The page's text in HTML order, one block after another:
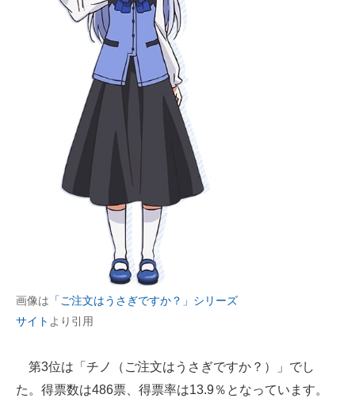
画像は 「ご注文はうさぎですか？」シリーズ
サイト より引用
第3位は「チノ（ご注文はうさぎですか？）」でし
た。得票数は486票、得票率は13.9％となっています。